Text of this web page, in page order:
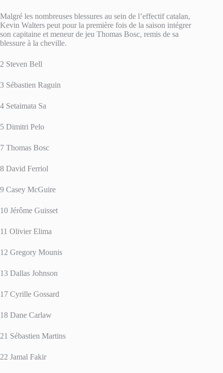
Malgré les nombreuses blessures au sein de l’effectif catalan,
Kevin Walters peut pour la première fois de la saison intégrer
son capitaine et meneur de jeu Thomas Bosc, remis de sa
blessure à la cheville.
2 Steven Bell
3 Sébastien Raguin
4 Setaimata Sa
5 Dimitri Pelo
7 Thomas Bosc
8 David Ferriol
9 Casey McGuire
10 Jérôme Guisset
11 Olivier Elima
12 Gregory Mounis
13 Dallas Johnson
17 Cyrille Gossard
18 Dane Carlaw
21 Sébastien Martins
22 Jamal Fakir